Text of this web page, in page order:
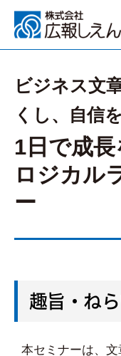
ビジネス文
くし、自信
1日で成長
ロジカル
ー
趣旨・ね
本セミナーは、